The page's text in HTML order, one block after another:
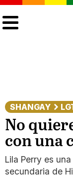
SHANGAY
No
con una
Lila Perry es
secundaria de